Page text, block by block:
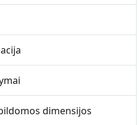
dimensijos